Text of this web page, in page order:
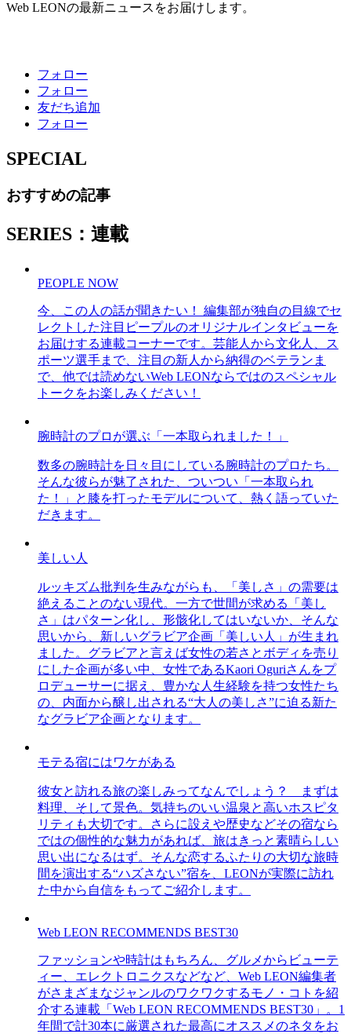
Web LEONの最新ニュースをお届けします。
フォロー
フォロー
友だち追加
フォロー
SPECIAL
おすすめの記事
SERIES：連載
PEOPLE NOW
今、この人の話が聞きたい！ 編集部が独自の目線でセ
レクトした注目ピープルのオリジナルインタビューを
お届けする連載コーナーです。芸能人から文化人、ス
ポーツ選手まで、注目の新人から納得のベテランま
で、他では読めないWeb LEONならではのスペシャル
トークをお楽しみください！
腕時計のプロが選ぶ「一本取られました！」
数多の腕時計を日々目にしている腕時計のプロたち。
そんな彼らが魅了された、ついつい「一本取られ
た！」と膝を打ったモデルについて、熱く語っていた
だきます。
美しい人
ルッキズム批判を生みながらも、「美しさ」の需要は
絶えることのない現代。一方で世間が求める「美し
さ」はパターン化し、形骸化してはいないか、そんな
思いから、新しいグラビア企画「美しい人」が生まれ
ました。グラビアと言えば女性の若さとボディを売り
にした企画が多い中、女性であるKaori Oguriさんをプ
ロデューサーに据え、豊かな人生経験を持つ女性たち
の、内面から醸し出される“大人の美しさ”に迫る新た
なグラビア企画となります。
モテる宿にはワケがある
彼女と訪れる旅の楽しみってなんでしょう？ まずは
料理、そして景色。気持ちのいい温泉と高いホスピタ
リティも大切です。さらに設えや歴史などその宿なら
ではの個性的な魅力があれば、旅はきっと素晴らしい
思い出になるはず。そんな恋するふたりの大切な旅時
間を演出する“ハズさない”宿を、LEONが実際に訪れ
た中から自信をもってご紹介します。
Web LEON RECOMMENDS BEST30
ファッションや時計はもちろん、グルメからビューテ
ィー、エレクトロニクスなどなど、Web LEON編集者
がさまざまなジャンルのワクワクするモノ・コトを紹
介する連載「Web LEON RECOMMENDS BEST30」。1
年間で計30本に厳選された最高にオススメのネタをお